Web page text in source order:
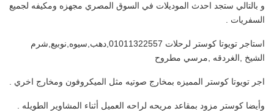
و بالتالي ستجد احدث الموديلات في السوق المصري مجهزه ومكيفه لجميع
السفريات .
استاجر تويوتا كوستر لرحلات 01011322557,دهب,سيوه,نوبيع,شرم
الشيخ ,الغردقه ,مرسي مطروح
اجر تويوتا كوستر المميزه بمخارج صوتيه مثل الميكروفون ومخارج اخري .
وأيضا كوستر مزود بمقاعد مريحه لراحه العميل أثناء المشاوير الطويله .